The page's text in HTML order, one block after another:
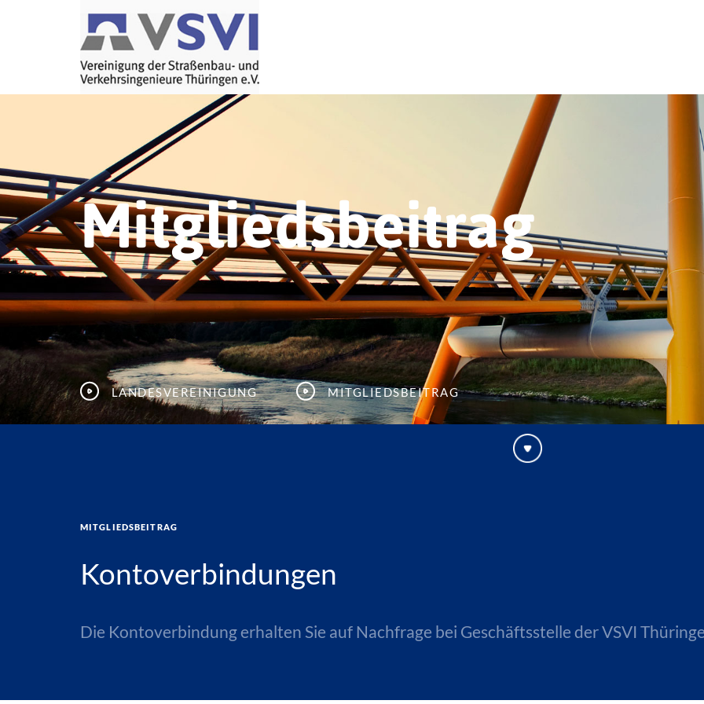
Mitgliedsbeitrag
Landesvereinigung Mitgliedsbeitrag
Mitgliedsbeitrag
Kontoverbindungen
Die Kontoverbindung erhalten Sie auf Nachfrage bei Geschäftsstelle der VSVI